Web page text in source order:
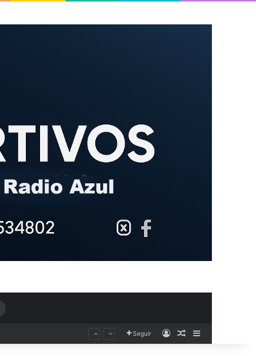
Seguir AccesoPublicación al